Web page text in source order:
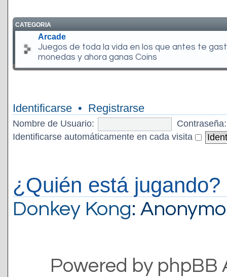
CATEGORIA
Arcade
Juegos de toda la vida en los que antes te
monedas y ahora ganas Coins
Identificarse • Registrarse
Nombre de Usuario:
Contraseña:
Identificarse automáticamente en cada visita
¿Quién está jugando?
Donkey Kong:
Powered by